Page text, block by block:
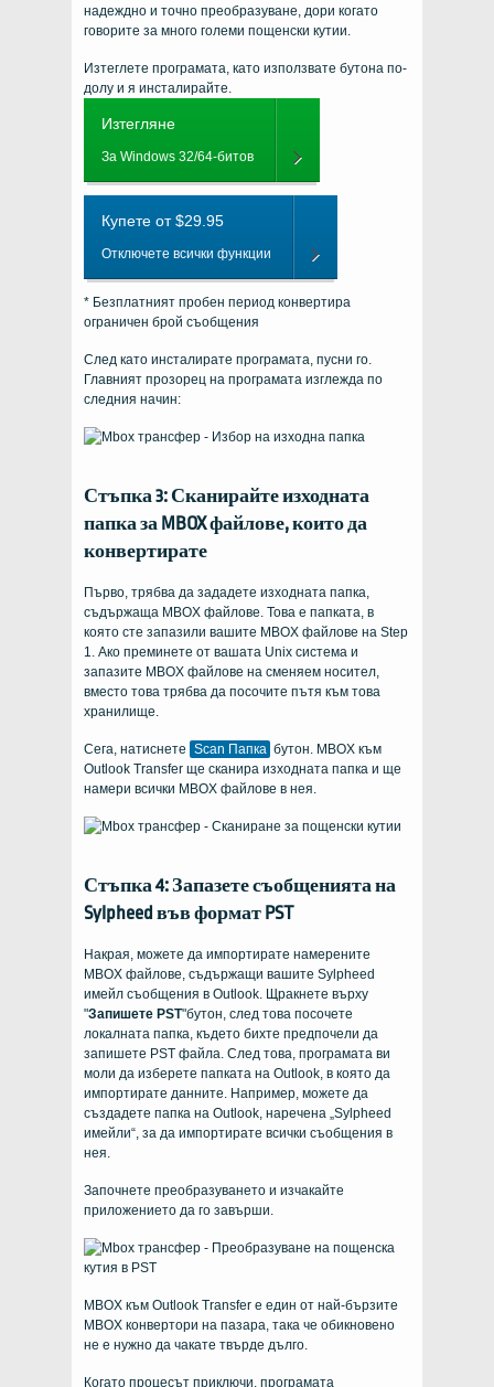
надеждно и точно преобразуване, дори когато
говорите за много големи пощенски кутии.
Изтеглете програмата, като използвате бутона по-
долу и я инсталирайте.
Изтегляне
За Windows 32/64-битов
Купете от $29.95
Отключете всички функции
* Безплатният пробен период конвертира
ограничен брой съобщения
След като инсталирате програмата, пусни го.
Главният прозорец на програмата изглежда по
следния начин:
Стъпка 3: Сканирайте изходната
папка за MBOX файлове, които да
конвертирате
Първо, трябва да зададете изходната папка,
съдържаща MBOX файлове. Това е папката, в
която сте запазили вашите MBOX файлове на Step
1. Ако преминете от вашата Unix система и
запазите MBOX файлове на сменяем носител,
вместо това трябва да посочите пътя към това
хранилище.
Сега, натиснете Scan Папка бутон. MBOX към
Outlook Transfer ще сканира изходната папка и ще
намери всички MBOX файлове в нея.
Стъпка 4: Запазете съобщенията на
Sylpheed във формат PST
Накрая, можете да импортирате намерените
MBOX файлове, съдържащи вашите Sylpheed
имейл съобщения в Outlook. Щракнете върху
"Запишете PST"бутон, след това посочете
локалната папка, където бихте предпочели да
запишете PST файла. След това, програмата ви
моли да изберете папката на Outlook, в която да
импортирате данните. Например, можете да
създадете папка на Outlook, наречена „Sylpheed
имейли“, за да импортирате всички съобщения в
нея.
Започнете преобразуването и изчакайте
приложението да го завърши.
MBOX към Outlook Transfer е един от най-бързите
MBOX конвертори на пазара, така че обикновено
не е нужно да чакате твърде дълго.
Когато процесът приключи, програмата